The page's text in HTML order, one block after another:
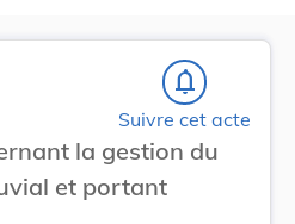
notifications_none
Suivre cet acte
la gestion du
et portant